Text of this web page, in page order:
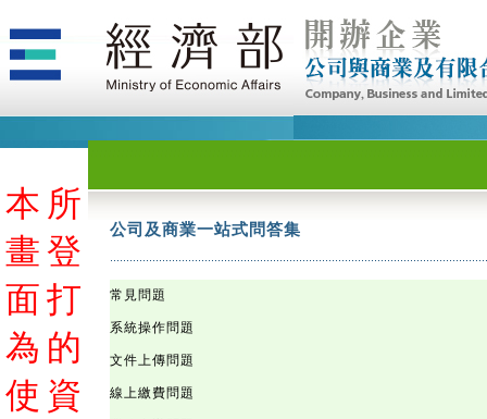
本
本
本
本
本
本
本
本
本
本
本
本
本
本
本
本
本
本
本
本
本
本
本
本
本
本
本
本
本
本
本
本
本
本
本
本
本
本
本
本
本
本
本
本
本
本
本